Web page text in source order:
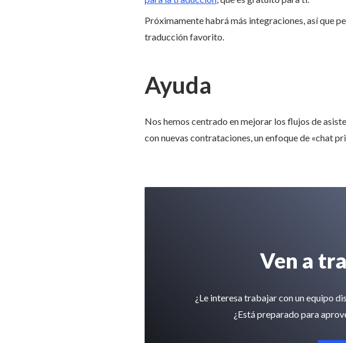
Próximamente habrá más integraciones, así que
traducción favorito.
Ayuda
Nos hemos centrado en mejorar los flujos de
con nuevas contrataciones, un enfoque de «chat
Ven a
¿Le interesa trabajar con un equipo
¿Está preparado para